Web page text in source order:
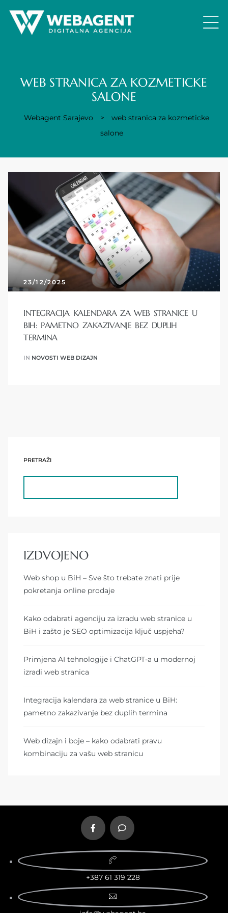
WEB STRANICA ZA KOZMETICKE
SALONE
Webagent Sarajevo >
web stranica za kozmeticke
salone
23/12/2025
INTEGRACIJA KALENDARA ZA WEB STRANICE U
BIH: PAMETNO ZAKAZIVANJE BEZ DUPLIH
TERMINA
IN NOVOSTI WEB DIZAJN
PRETRAŽI
IZDVOJENO
Web shop u BiH – Sve što trebate znati prije
pokretanja online prodaje
Kako odabrati agenciju za izradu web stranice u
BiH i zašto je SEO optimizacija ključ uspjeha?
Primjena AI tehnologije i ChatGPT-a u modernoj
izradi web stranica
Integracija kalendara za web stranice u BiH:
pametno zakazivanje bez duplih termina
Web dizajn i boje – kako odabrati pravu
kombinaciju za vašu web stranicu
+387 61 319 228